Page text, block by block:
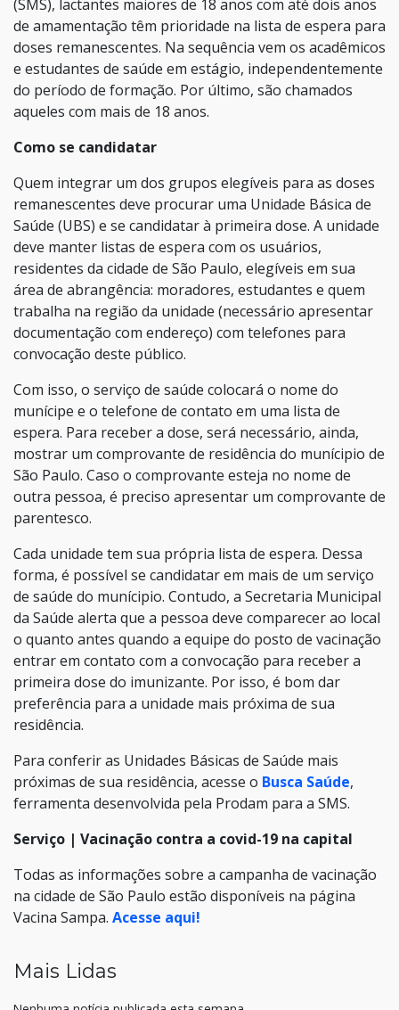
(SMS), lactantes maiores de 18 anos com até dois anos
de amamentação têm prioridade na lista de espera para
doses remanescentes. Na sequência vem os acadêmicos
e estudantes de saúde em estágio, independentemente
do período de formação. Por último, são chamados
aqueles com mais de 18 anos.
Como se candidatar
Quem integrar um dos grupos elegíveis para as doses
remanescentes deve procurar uma Unidade Básica de
Saúde (UBS) e se candidatar à primeira dose. A unidade
deve manter listas de espera com os usuários,
residentes da cidade de São Paulo, elegíveis em sua
área de abrangência: moradores, estudantes e quem
trabalha na região da unidade (necessário apresentar
documentação com endereço) com telefones para
convocação deste público.
Com isso, o serviço de saúde colocará o nome do
munícipe e o telefone de contato em uma lista de
espera. Para receber a dose, será necessário, ainda,
mostrar um comprovante de residência do munícipio de
São Paulo. Caso o comprovante esteja no nome de
outra pessoa, é preciso apresentar um comprovante de
parentesco.
Cada unidade tem sua própria lista de espera. Dessa
forma, é possível se candidatar em mais de um serviço
de saúde do munícipio. Contudo, a Secretaria Municipal
da Saúde alerta que a pessoa deve comparecer ao local
o quanto antes quando a equipe do posto de vacinação
entrar em contato com a convocação para receber a
primeira dose do imunizante. Por isso, é bom dar
preferência para a unidade mais próxima de sua
residência.
Para conferir as Unidades Básicas de Saúde mais
próximas de sua residência, acesse o Busca Saúde,
ferramenta desenvolvida pela Prodam para a SMS.
Serviço | Vacinação contra a covid-19 na capital
Todas as informações sobre a campanha de vacinação
na cidade de São Paulo estão disponíveis na página
Vacina Sampa. Acesse aqui!
Mais Lidas